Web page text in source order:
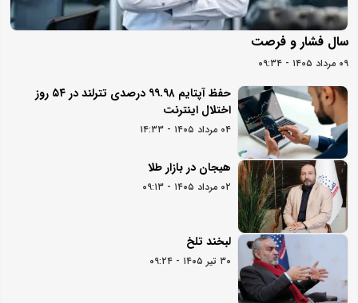
سال فشار و فرصت
۰۹ مرداد ۱۴۰۵ - ۰۹:۳۴
حفظ آپتایم ۹۹.۹۸ درصدی تترلند در ۵۴ روز
اختلال اینترنت
۰۴ مرداد ۱۴۰۵ - ۱۴:۳۳
هیجان در بازار طلا
۰۲ مرداد ۱۴۰۵ - ۰۹:۱۳
لبخند تلخ
۳۰ تیر ۱۴۰۵ - ۰۹:۲۴